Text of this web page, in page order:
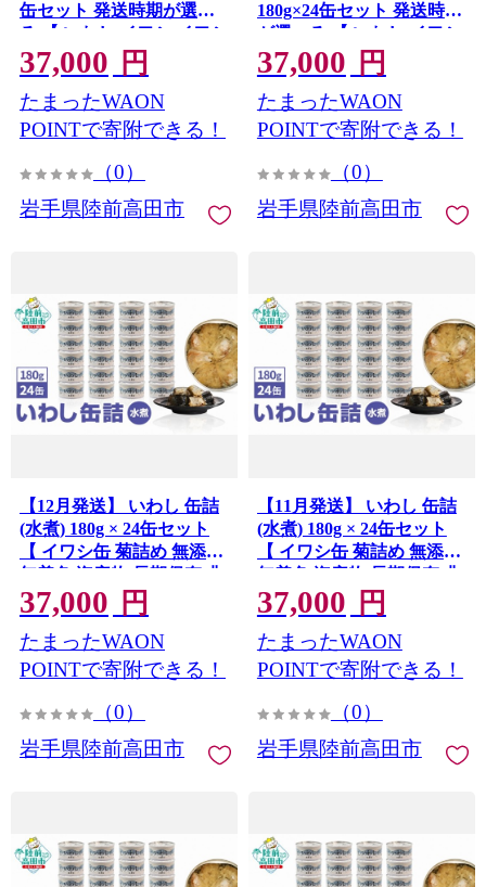
缶セット 発送時期が選べ
る 【 いわし イワシ イワシ
缶 魚 菊詰め 缶詰 無着色
海産物 防災 備蓄 長期保存
非常食 ローリングストッ
ク 国産 防災グッズ 】
37,000 円
たまったWAON
POINTで寄附できる！
（0）
岩手県陸前高田市
180g×24缶セット 発送時期
が選べる 【 いわし イワシ
イワシ缶 魚 菊詰め 缶詰 無
着色 海産物 防災 備蓄 長期
保存 非常食 ローリングス
トック 国産 防災グッズ 】
37,000 円
たまったWAON
POINTで寄附できる！
（0）
岩手県陸前高田市
【12月発送】 いわし 缶詰
(水煮) 180g × 24缶セット
【 イワシ缶 菊詰め 無添加
無着色 海産物 長期保存 非
常食 国産 防災グッズ 】
RT911-24
37,000 円
たまったWAON
POINTで寄附できる！
（0）
岩手県陸前高田市
【11月発送】 いわし 缶詰
(水煮) 180g × 24缶セット
【 イワシ缶 菊詰め 無添加
無着色 海産物 長期保存 非
常食 国産 防災グッズ 】
RT911-24
37,000 円
たまったWAON
POINTで寄附できる！
（0）
岩手県陸前高田市